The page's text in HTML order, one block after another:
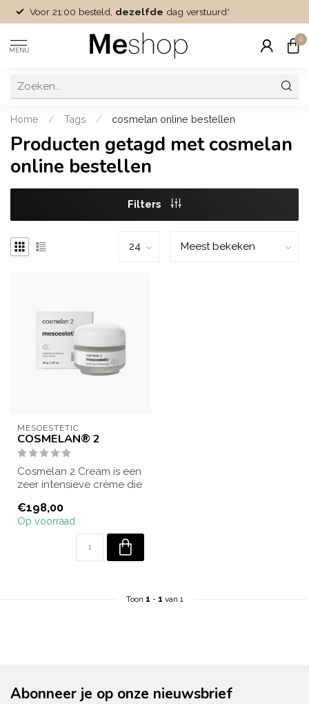
Voor 21:00 besteld, dezelfde dag verstuurd*
MENU
0
Home / Tags / cosmelan online bestellen
Producten getagd met cosmelan
online bestellen
Filters
MESOESTETIC
COSMELAN® 2
Cosmelan 2 Cream is een
zeer intensieve crème die
behan...
€198,00
Op voorraad
Toon 1 - 1 van 1
Abonneer je op onze nieuwsbrief